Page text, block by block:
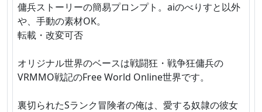
傭兵ストーリーの簡易プロンプト。aiのべりすと以外
や、手動の素材OK。
転載・改変可否
オリジナル世界のベースは戦闘狂・戦争狂傭兵の
VRMMO戦記のFree World Online世界です。
裏切られたSランク冒険者の俺は、愛する奴隷の彼女